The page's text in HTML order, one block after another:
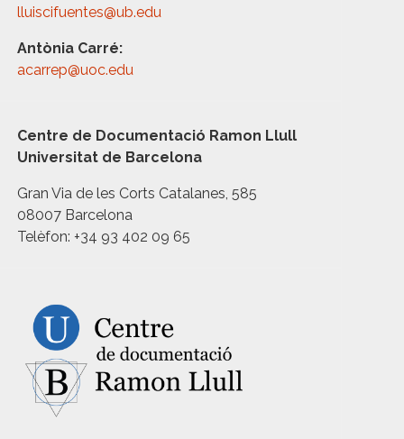
lluiscifuentes@ub.edu
Antònia Carré:
acarrep@uoc.edu
Centre de Documentació Ramon Llull
Universitat de Barcelona
Gran Via de les Corts Catalanes, 585
08007 Barcelona
Telèfon: +34 93 402 09 65